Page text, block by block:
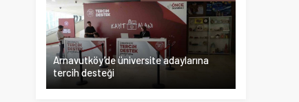
Arnavutköy’de üniversite adaylarına
tercih desteği